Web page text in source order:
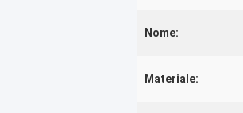
Nome:
Materiale: